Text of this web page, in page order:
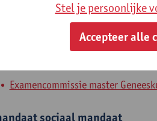
Interne mandaten
Examencommissie master
sociaal mandaat
Stel je persoonlijke
Accepteer alle